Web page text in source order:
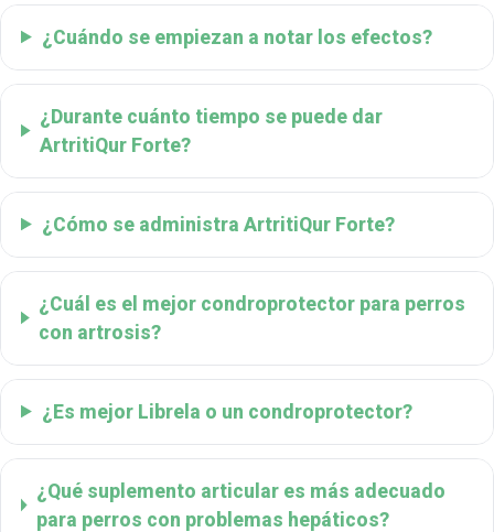
¿Cuándo se empiezan a notar los efectos?
¿Durante cuánto tiempo se puede dar
ArtritiQur Forte?
¿Cómo se administra ArtritiQur Forte?
¿Cuál es el mejor condroprotector para perros
con artrosis?
¿Es mejor Librela o un condroprotector?
¿Qué suplemento articular es más adecuado
para perros con problemas hepáticos?